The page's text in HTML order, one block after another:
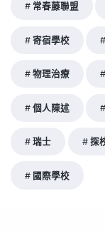
常春藤聯盟
寄宿學校
物理治療
個人陳述
瑞士 探
國際學校